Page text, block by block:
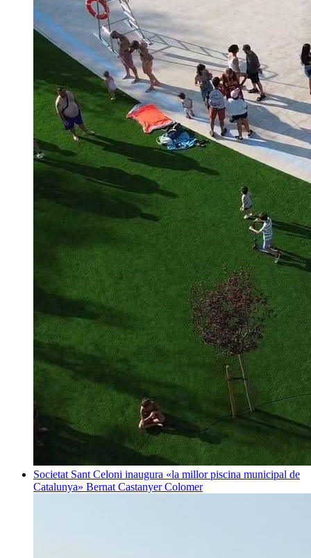
Societat Sant Celoni inaugura «la millor piscina municipal de
Catalunya» Bernat Castanyer Colomer